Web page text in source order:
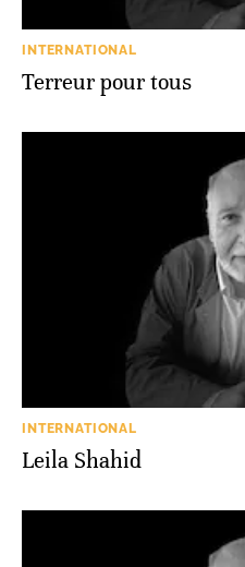
INTERNATIONAL
Terreur pour tous
INTERNATIONAL
Leila Shahid